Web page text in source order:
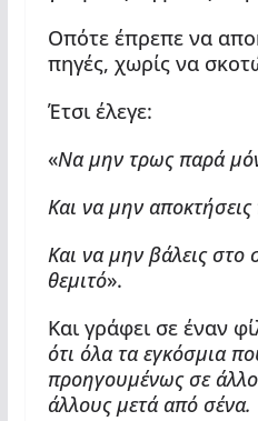
Οπότε έπρεπε να
πηγές, χωρίς να
Έτσι έλεγε:
«Να μην τρως παρά
Και να μην
Και να μην βάλεις στο
θεμιτό».
Και γράφει σε έναν
ότι όλα τα εγκόσμια
προηγουμένως σε
άλλους μετά από σένα.